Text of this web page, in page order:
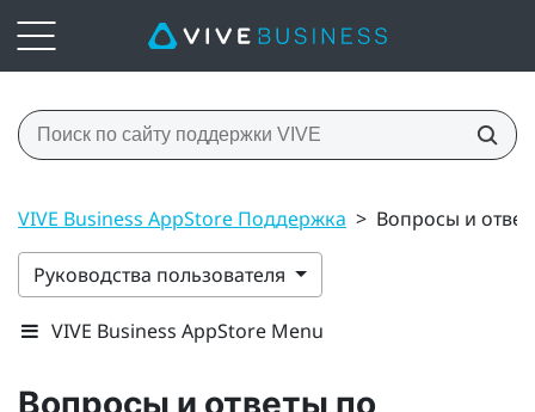
VIVE Business AppStore Поддержка > Вопросы и
Руководства пользователя
VIVE Business AppStore Menu